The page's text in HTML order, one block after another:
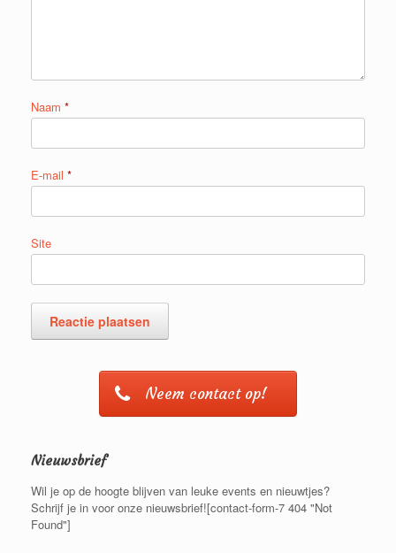
Naam *
E-mail *
Site
Neem contact op!
Nieuwsbrief
Wil je op de hoogte blijven van leuke events en nieuwtjes?
Schrijf je in voor onze nieuwsbrief![contact-form-7 404 "Not
Found"]